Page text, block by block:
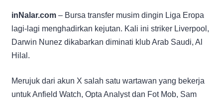
inNalar.com – Bursa transfer musim dingin Liga Eropa
lagi-lagi menghadirkan kejutan. Kali ini striker Liverpool,
Darwin Nunez dikabarkan diminati klub Arab Saudi, Al
Hilal.
Merujuk dari akun X salah satu wartawan yang bekerja
untuk Anfield Watch, Opta Analyst dan Fot Mob, Sam